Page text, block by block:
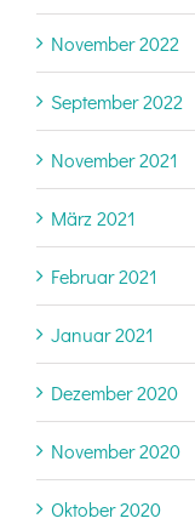
November 2022
September 2022
November 2021
März 2021
Februar 2021
Januar 2021
Dezember 2020
November 2020
Oktober 2020